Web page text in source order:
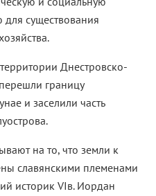
существования
Днестровско-
границу
и заселили часть
на то, что земли к
славянскими племенами
историк VIв. Иордан